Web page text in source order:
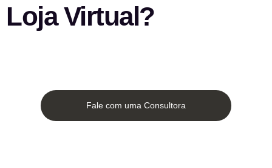
Loja Virtual?
Fale com uma Consultora